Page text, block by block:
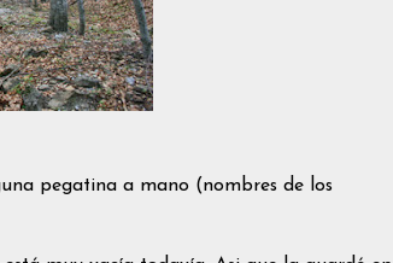
pegatina a mano (nombres de los